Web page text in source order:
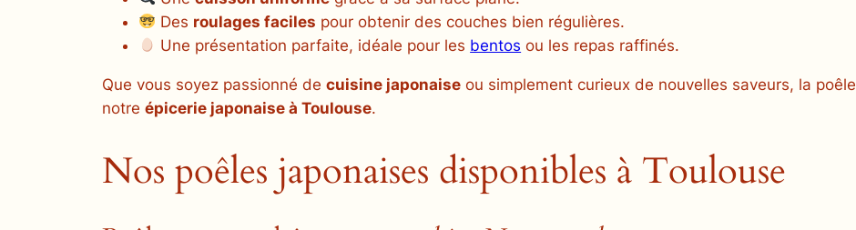
Des roulages faciles pour obtenir des couches bien régulières.
Une présentation parfaite, idéale pour les bentos ou les repas raffinés.
Que vous soyez passionné de cuisine japonaise ou simplement curieux de nouvelles saveurs, la poêle
notre épicerie japonaise à Toulouse.
Nos poêles japonaises disponibles à Toulouse